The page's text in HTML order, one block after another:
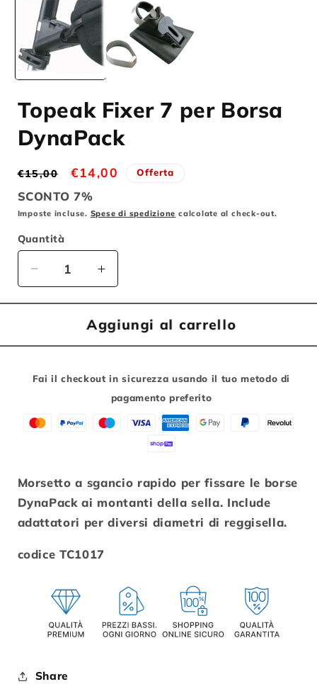
finestra
modale
Topeak Fixer 7 per Borsa
DynaPack
Prezzo
di
listino
€15,00
Prezzo
scontato
€14,00 Offerta
SCONTO 7%
Imposte incluse. Spese di spedizione calcolate al check-out.
Quantità
Diminuisci
quantità
per
per
Aumenta
quantità
per
Topeak
per
DynaPack
Aggiungi al carrello
Fai il checkout in sicurezza usando il tuo metodo di
pagamento preferito
Morsetto a sgancio rapido per fissare le borse
DynaPack ai montanti della sella. Include
adattatori per diversi diametri di reggisella.
codice TC1017
Share